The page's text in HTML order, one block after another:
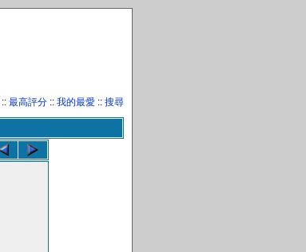
:: 最高評分 :: 我的最愛 :: 搜尋